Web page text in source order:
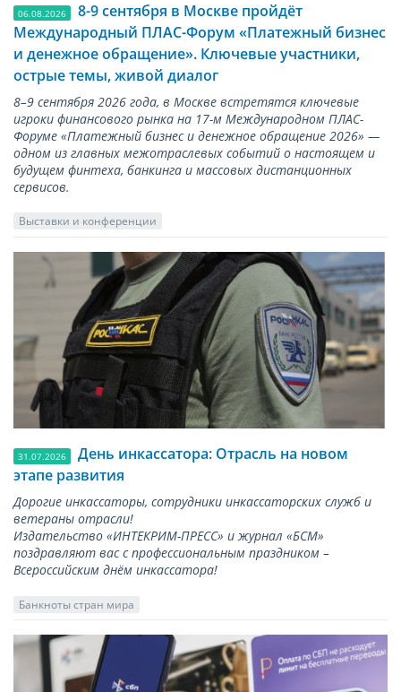
06.08.2026
8-9 сентября в Москве пройдёт
Международный ПЛАС-Форум «Платежный бизнес
и денежное обращение». Ключевые участники,
острые темы, живой диалог
8–9 сентября 2026 года, в Москве встретятся ключевые
игроки финансового рынка на 17-м Международном ПЛАС-
Форуме «Платежный бизнес и денежное обращение 2026» —
одном из главных межотраслевых событий о настоящем и
будущем финтеха, банкинга и массовых дистанционных
сервисов.
Выставки и конференции
31.07.2026
День инкассатора: Отрасль на новом
этапе развития
Дорогие инкассаторы, сотрудники инкассаторских служб и
ветераны отрасли!
Издательство «ИНТЕКРИМ-ПРЕСС» и журнал «БСМ»
поздравляют вас с профессиональным праздником –
Всероссийским днём инкассатора!
Банкноты стран мира